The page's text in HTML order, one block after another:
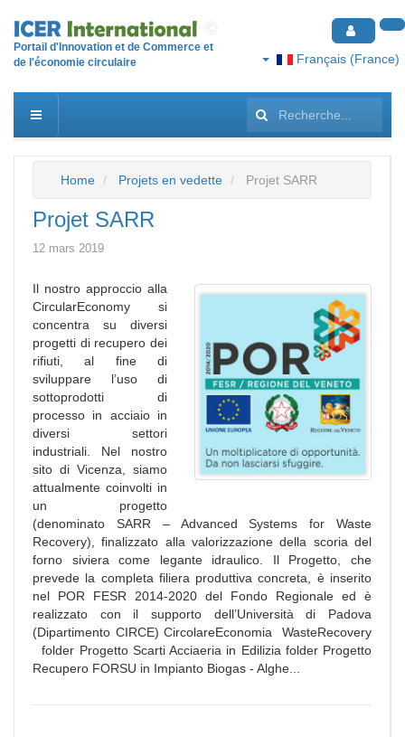
Portail d'Innovation et de Commerce et
de l'économie circulaire
Français (France)
Rechercher
Home Projets en vedette Projet SARR
Projet SARR
12 mars 2019
Il nostro approccio alla
CircularEconomy si
concentra su diversi
progetti di recupero dei
rifiuti, al fine di
sviluppare l’uso di
sottoprodotti di
processo in acciaio in
diversi settori
industriali. Nel nostro
sito di Vicenza, siamo
attualmente coinvolti in
un progetto
(denominato SARR – Advanced Systems for Waste
Recovery), finalizzato alla valorizzazione della scoria del
forno siviera come legante idraulico. Il Progetto, che
prevede la completa filiera produttiva concreta, è inserito
nel POR FESR 2014-2020 del Fondo Regionale ed è
realizzato con il supporto dell’Università di Padova
(Dipartimento CIRCE) CircolareEconomia WasteRecovery
folder Progetto Scarti Acciaeria in Edilizia folder Progetto
Recupero FORSU in Impianto Biogas - Alghe...